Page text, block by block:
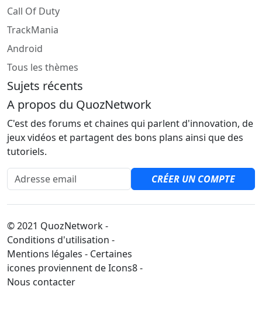
Call Of Duty
TrackMania
Android
Tous les thèmes
Sujets récents
A propos du QuozNetwork
C'est des forums et chaines qui parlent d'innovation, de
jeux vidéos et partagent des bons plans ainsi que des
tutoriels.
Adresse email
CRÉER UN COMPTE
© 2021 QuozNetwork -
Conditions d'utilisation -
Mentions légales - Certaines
icones proviennent de Icons8 -
Nous contacter